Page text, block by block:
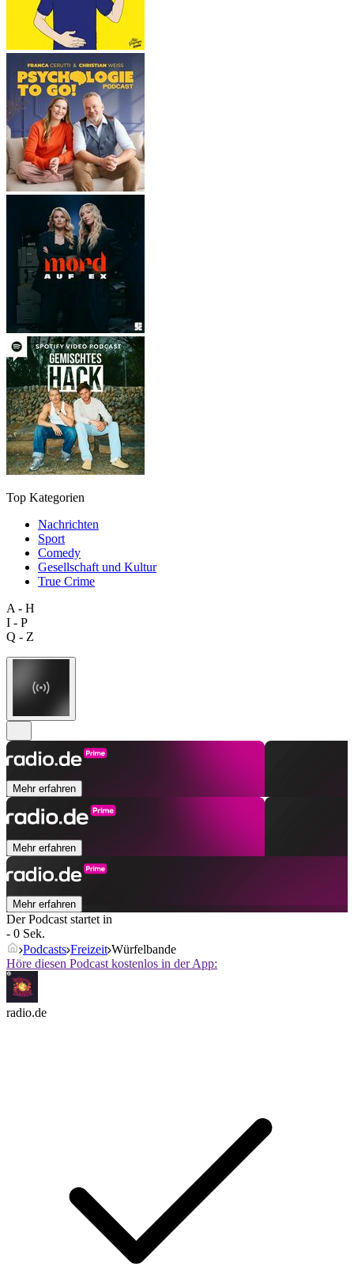
Top Kategorien
Nachrichten
Sport
Comedy
Gesellschaft und Kultur
True Crime
A - H
I - P
Q - Z
Mehr erfahren
Mehr erfahren
Mehr erfahren
Der Podcast startet in
- 0 Sek.
Podcasts Freizeit Würfelbande
Höre diesen Podcast kostenlos in der App:
radio.de